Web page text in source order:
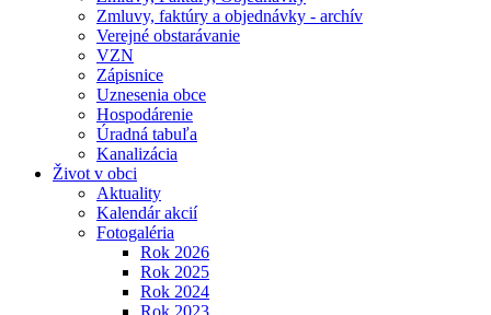
Zmluvy, faktúry a objednávky - archív
Verejné obstarávanie
VZN
Zápisnice
Uznesenia obce
Hospodárenie
Úradná tabuľa
Kanalizácia
Život v obci
Aktuality
Kalendár akcií
Fotogaléria
Rok 2026
Rok 2025
Rok 2024
Rok 2023